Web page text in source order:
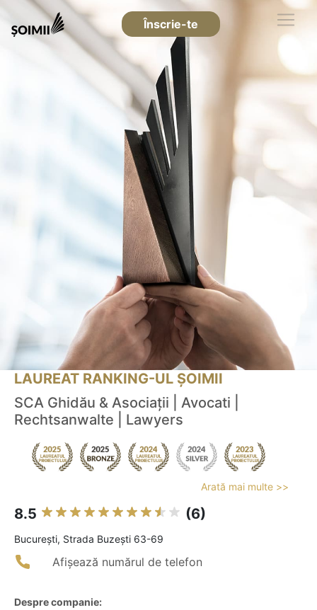
Înscrie-te
LAUREAT RANKING-UL ȘOIMII
SCA Ghidău & Asociații | Avocati |
Rechtsanwalte | Lawyers
Arată mai multe >>
8.5 (6)
Bucureşti, Strada Buzești 63-69
Afișează numărul de telefon
Despre companie: